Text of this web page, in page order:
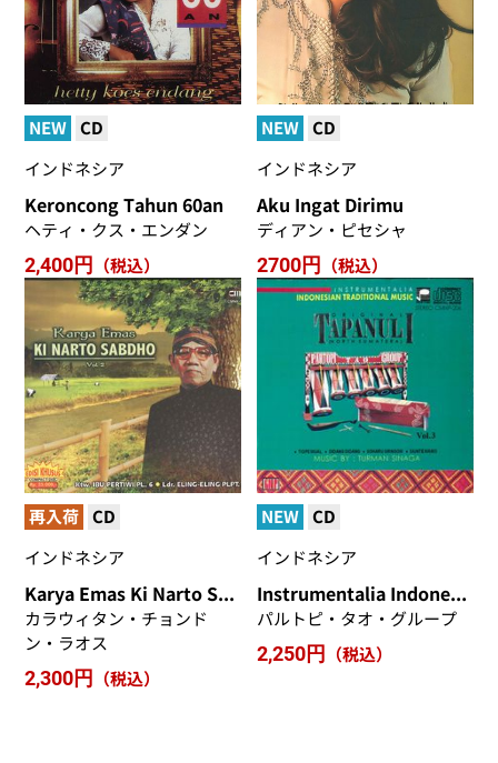
NEW CD
インドネシア
Keroncong Tahun 60an
ヘティ・クス・エンダン
2,400円 （税込）
NEW CD
インドネシア
Aku Ingat Dirimu
ディアン・ピセシャ
2700円 （税込）
再入荷 CD
インドネシア
Karya Emas Ki Narto Sabdho
カラウィタン・チョンド
ン・ラオス
2,300円
（税込）
NEW CD
インドネシア
Instrumentalia Indonesian Traditional Music Tapanuli
パルトピ・タオ・グループ
2,250円
（税込）